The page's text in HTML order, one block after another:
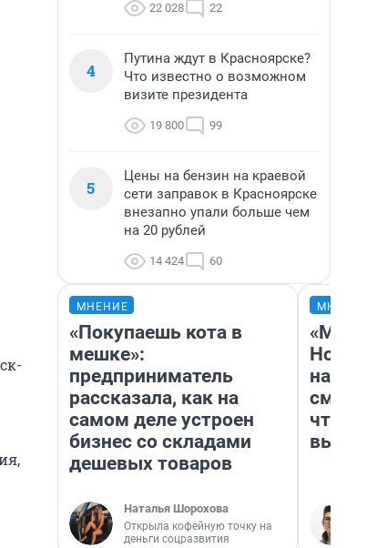
22 028 22
4
Путина ждут в Красноярске?
Что известно о возможном
визите президента
19 800 99
5
Цены на бензин на краевой
сети заправок в Красноярске
внезапно упали больше чем
на 20 рублей
14 424 60
МНЕНИЕ
«Покупаешь кота в
мешке»:
предприниматель
рассказала, как на
самом деле устроен
бизнес со складами
дешевых товаров
Наталья Шорохова
Открыла кофейную точку на
деньги соцразвития
«Мы